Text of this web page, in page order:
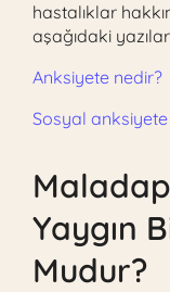
hastalıklar
aşağıdaki
Anksiyete nedir?
Sosyal
Yaygın
Mudur?